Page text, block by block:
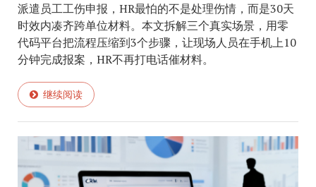
派遣员工工伤申报，HR最怕的不是处理伤情，而是30天
时效内凑齐跨单位材料。本文拆解三个真实场景，用零
代码平台把流程压缩到3个步骤，让现场人员在手机上10
分钟完成报案，HR不再打电话催材料。
继续阅读